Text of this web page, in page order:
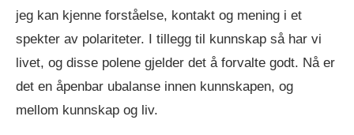
jeg kan kjenne forståelse, kontakt og mening i et
spekter av polariteter. I tillegg til kunnskap så har vi
livet, og disse polene gjelder det å forvalte godt. Nå er
det en åpenbar ubalanse innen kunnskapen, og
mellom kunnskap og liv.